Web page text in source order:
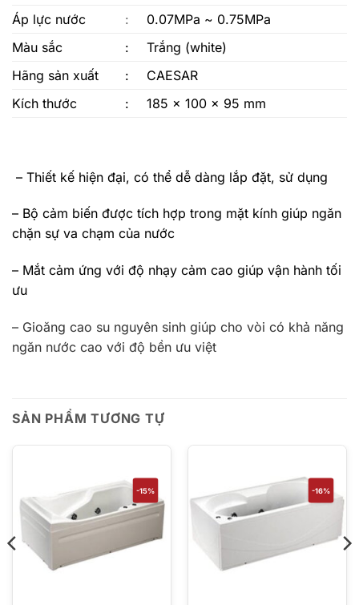
Áp lực nước
:
0.07MPa ~ 0.75MPa
Màu sắc
:
Trắng (white)
Hãng sản xuất
:
CAESAR
Kích thước
: 185 x 100 x 95 mm
– Thiết kế hiện đại, có thể dễ dàng lắp đặt, sử dụng
– Bộ cảm biến được tích hợp trong mặt kính giúp ngăn
chặn sự va chạm của nước
– Mắt cảm ứng với độ nhạy cảm cao giúp vận hành tối
ưu
– Gioăng cao su nguyên sinh giúp cho vòi có khả năng
ngăn nước cao với độ bền ưu việt
SẢN PHẨM TƯƠNG TỰ
-15% -16%